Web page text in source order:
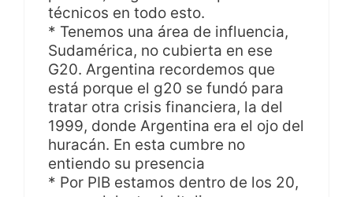
técnicos en todo esto.
* Tenemos una área de influencia,
Sudamérica, no cubierta en ese
G20. Argentina recordemos que
está porque el g20 se fundó para
tratar otra crisis financiera, la del
1999, donde Argentina era el ojo del
huracán. En esta cumbre no
entiendo su presencia
* Por PIB estamos dentro de los 20,